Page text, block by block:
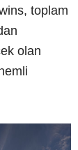
toplam
olan